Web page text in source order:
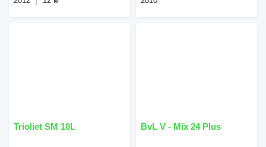
Trioliet SM 10L BvL V - Mix 24 Plus